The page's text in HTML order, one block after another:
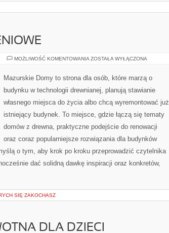
MOŻLIWOŚĆ KOMENTOWANIA PRACE
ZOSTAŁA WYŁĄCZONA
Mazurskie Domy to strona dla osób, które marzą o
budynku w technologii drewnianej, planują stawianie
własnego miejsca do życia albo chcą wyremontować już
istniejący budynek. To miejsce, gdzie łączą się tematy
domów z drewna, praktyczne podejście do renowacji
oraz coraz popularniejsze rozwiązania dla budynków
o tym, aby krok po kroku przeprowadzić czytelnika
dać solidną dawkę inspiracji oraz konkretów,
SIĘ ZAKOCHASZ
DLA DZIECI